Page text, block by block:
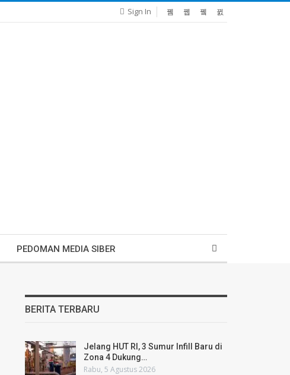
Sign In
PEDOMAN MEDIA SIBER
BERITA TERBARU
Jelang HUT RI, 3 Sumur Infill Baru di
Zona 4 Dukung…
Rabu, 5 Agustus 2026